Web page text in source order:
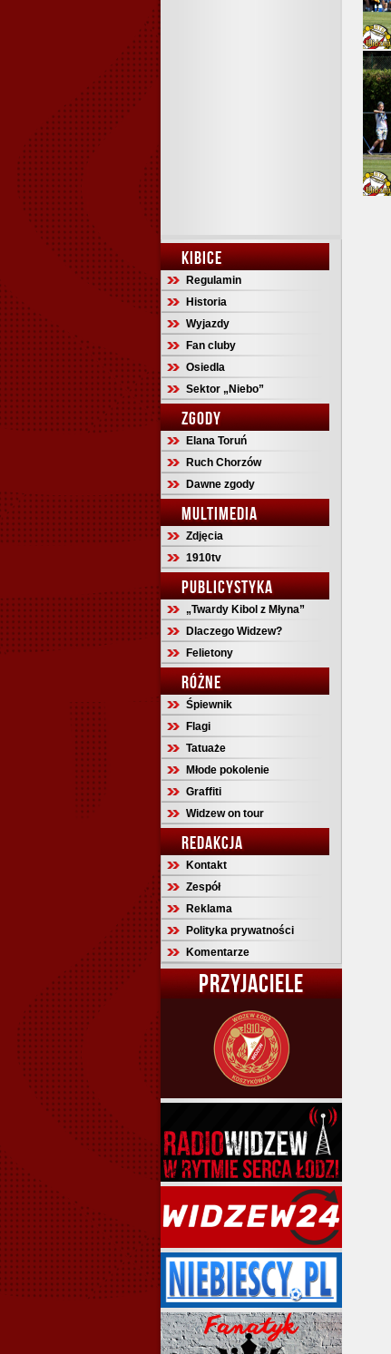
KIBICE
Regulamin
Historia
Wyjazdy
Fan cluby
Osiedla
Sektor „Niebo”
ZGODY
Elana Toruń
Ruch Chorzów
Dawne zgody
MULTIMEDIA
Zdjęcia
1910tv
PUBLICYSTYKA
„Twardy Kibol z Młyna”
Dlaczego Widzew?
Felietony
RÓŻNE
Śpiewnik
Flagi
Tatuaże
Młode pokolenie
Graffiti
Widzew on tour
REDAKCJA
Kontakt
Zespół
Reklama
Polityka prywatności
Komentarze
PRZYJACIELE